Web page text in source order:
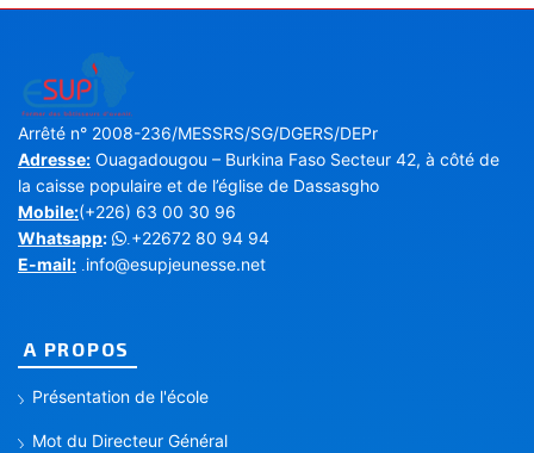
Arrêté n° 2008-236/MESSRS/SG/DGERS/DEPr
Adresse: Ouagadougou – Burkina Faso Secteur 42, à côté de
la caisse populaire et de l’église de Dassasgho
Mobile:(+226) 63 00 30 96
Whatsapp:
+22672 80 94 94
E-mail: info@esupjeunesse.net
A PROPOS
Présentation de l'école
Mot du Directeur Général